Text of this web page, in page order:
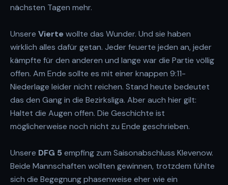
nächsten Tagen mehr.
Unsere Viertewollte das Wunder. Und sie haben
wirklich alles dafür getan. Jeder feuerte jeden an, jeder
kämpfte für den anderen und lange war die Partie völlig
offen. Am Ende sollte es mit einer knappen 9:11-
Niederlage leider nicht reichen. Stand heute bedeutet
das den Gang in die Bezirksliga. Aber auch hier gilt:
Haltet die Augen offen. Die Geschichte ist
möglicherweise noch nicht zu Ende geschrieben.
Unsere DFG 5 empfing zum Saisonabschluss Klevenow.
Beide Mannschaften wollten gewinnen, trotzdem fühlte
sich die Begegnung phasenweise eher wie ein